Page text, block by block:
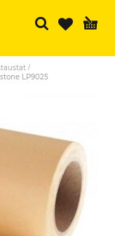
LP9025